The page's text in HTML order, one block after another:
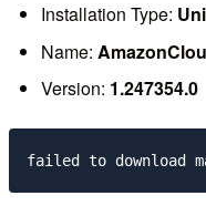
Installation Type:
Name:
Version: 1.247354.0